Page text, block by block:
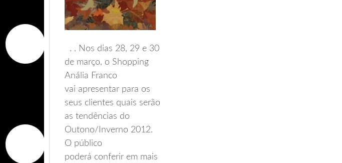
. . Nos dias 28, 29 e 30
de março, o Shopping
Anália Franco
vai apresentar para os
seus clientes quais serão
as tendências do
Outono/Inverno 2012.
O público
poderá conferir em mais